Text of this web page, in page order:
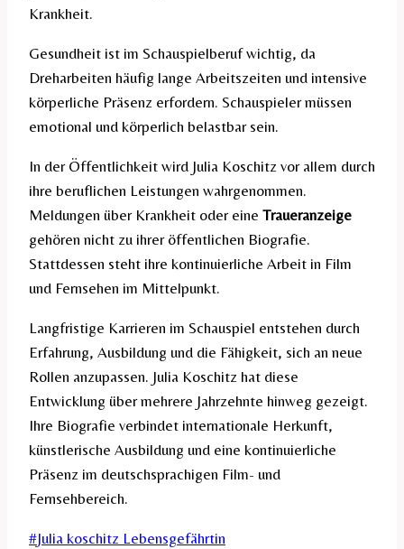
Krankheit.
Gesundheit ist im Schauspielberuf wichtig, da
Dreharbeiten häufig lange Arbeitszeiten und intensive
körperliche Präsenz erfordern. Schauspieler müssen
emotional und körperlich belastbar sein.
In der Öffentlichkeit wird Julia Koschitz vor allem durch
ihre beruflichen Leistungen wahrgenommen.
Meldungen über Krankheit oder eine Traueranzeige
gehören nicht zu ihrer öffentlichen Biografie.
Stattdessen steht ihre kontinuierliche Arbeit in Film
und Fernsehen im Mittelpunkt.
Langfristige Karrieren im Schauspiel entstehen durch
Erfahrung, Ausbildung und die Fähigkeit, sich an neue
Rollen anzupassen. Julia Koschitz hat diese
Entwicklung über mehrere Jahrzehnte hinweg gezeigt.
Ihre Biografie verbindet internationale Herkunft,
künstlerische Ausbildung und eine kontinuierliche
Präsenz im deutschsprachigen Film- und
Fernsehbereich.
Post
#Julia koschitz Lebensgefährtin